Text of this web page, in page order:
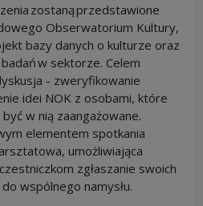
zostaną przedstawione
Obserwatorium Kultury,
bazy danych o kulturze oraz
w sektorze. Celem
- zweryfikowanie
idei NOK z osobami, które
być w nią zaangażowane.
elementem spotkania
umożliwiająca
zgłaszanie swoich
wspólnego namysłu.